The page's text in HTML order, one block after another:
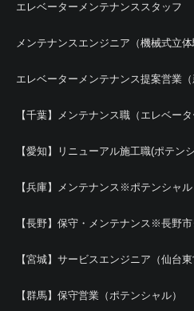
エレベーターメンテナンススタッフ
メンテナンスエンジニア（機械式立体
エレベーターメンテナンス提案営
【千葉】メンテナンス職（エレベ
【愛知】リニューアル施工職(ポテン
【兵庫】メンテナンス※ポテンシャ
【長野】保守・メンテナンス※長野
【宮城】サービスエンジニア（仙台東
【群馬】保守営業（ポテンシャル）